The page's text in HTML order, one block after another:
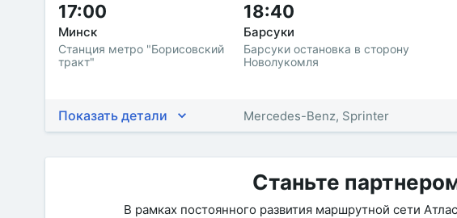
17:00
Минск
Станция метро "Борисовский
тракт"
18:40
Барсуки
Барсуки остановка в сторону
Новолукомля
Показать детали Mercedes-Benz, Sprinter
Станьте
В рамках постоянного развития маршрутной сети